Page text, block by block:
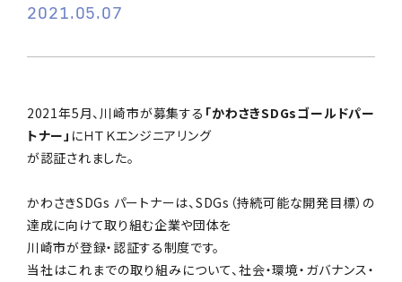
2021.05.07
2021年5月、川崎市が募集する 「かわさきSDGsゴールドパー
トナー」 にＨＴＫエンジニアリング
が認証されました。
かわさきSDGs パートナーは、SDGs（持続可能な開発目標）の
達成に向けて取り組む企業や団体を
川崎市が登録・認証する制度です。
当社はこれまでの取り組みについて、社会・環境・ガバナンス・